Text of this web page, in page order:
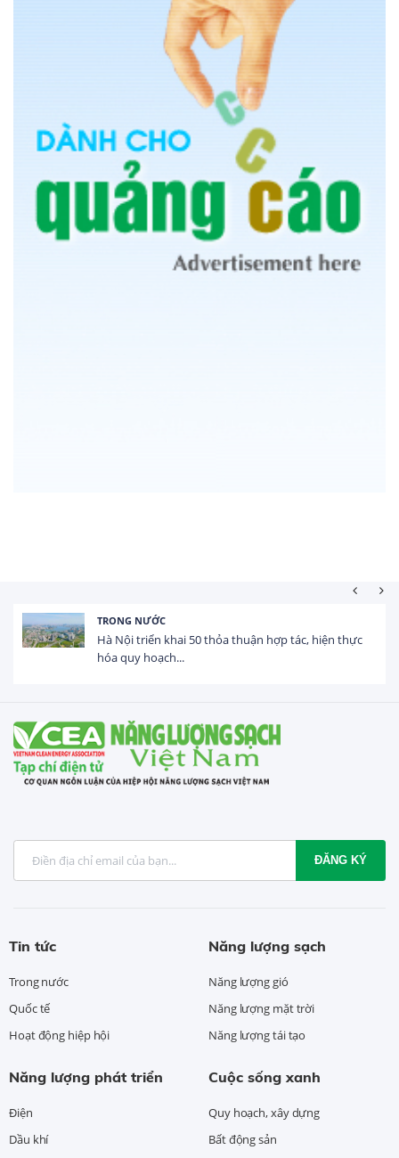
HOẠT ĐỘNG ĐẦU TƯ
Tổng vốn FDI đăng ký vào Việt Nam đạt gần 25 tỷ
USD trong 5 tháng...
ĐĂNG KÝ
Tin tức
Trong nước
Quốc tế
Hoạt động hiệp hội
Năng lượng sạch
Năng lượng gió
Năng lượng mặt trời
Năng lượng tái tạo
Năng lượng phát triển
Điện
Dầu khí
Cuộc sống xanh
Quy hoạch, xây dựng
Bất động sản